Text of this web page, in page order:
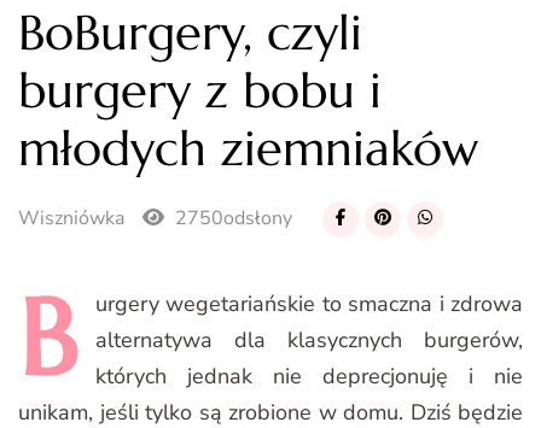
BoBurgery, czyli
burgery z bobu i
młodych ziemniaków
Wiszniówka 2750odsłony
B urgery wegetariańskie to smaczna i zdrowa
alternatywa dla klasycznych burgerów,
których jednak nie deprecjonuję i nie
unikam, jeśli tylko są zrobione w domu. Dziś będzie